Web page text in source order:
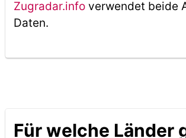
Zugradar.infoverwendet beide
Daten.
Für welche Länder